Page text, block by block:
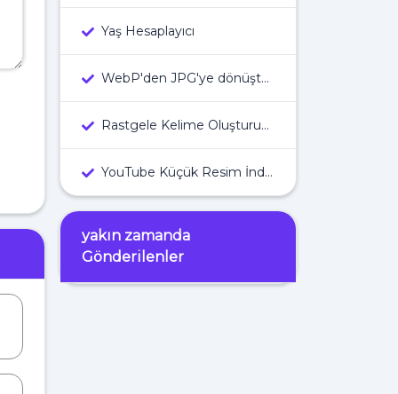
Yaş Hesaplayıcı
WebP'den JPG'ye dönüştürücü
Rastgele Kelime Oluşturucu
YouTube Küçük Resim İndiricisi
yakın zamanda
Gönderilenler